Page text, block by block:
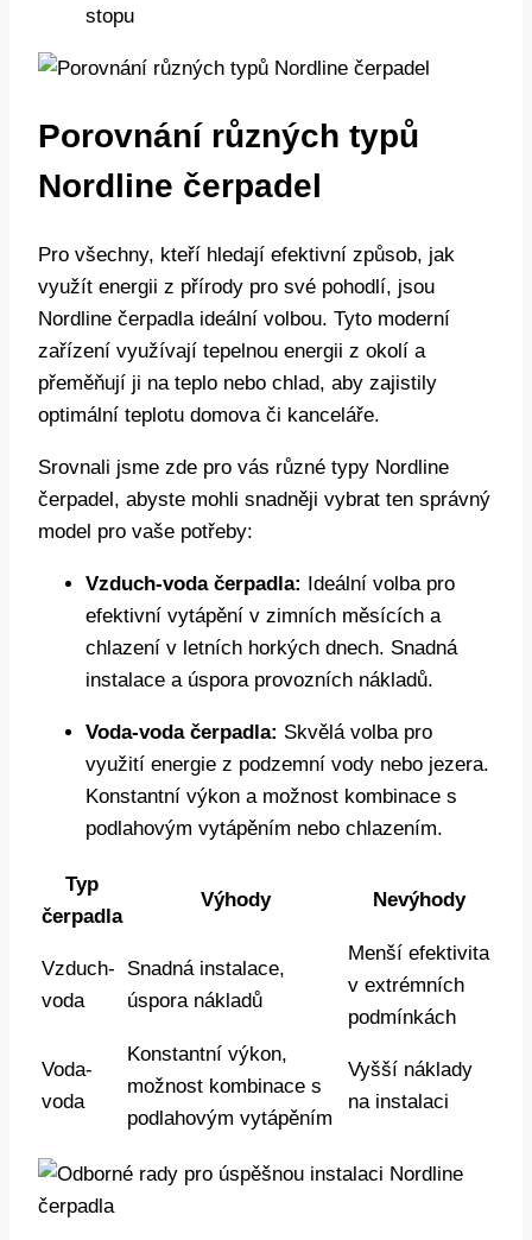
stopu
Porovnání různých typů
Nordline čerpadel
Pro všechny, kteří hledají efektivní způsob, jak
využít energii z přírody pro své pohodlí, jsou
Nordline čerpadla ideální volbou. Tyto moderní
zařízení využívají tepelnou energii z okolí a
přeměňují ji na teplo nebo chlad, aby zajistily
optimální teplotu domova či kanceláře.
Srovnali jsme zde pro vás různé typy Nordline
čerpadel, abyste mohli snadněji vybrat ten správný
model pro vaše potřeby:
Vzduch-voda čerpadla: Ideální volba pro
efektivní vytápění v zimních měsících a
chlazení v letních horkých dnech. Snadná
instalace a úspora provozních nákladů.
Voda-voda čerpadla: Skvělá volba pro
využití energie z podzemní vody nebo jezera.
Konstantní výkon a možnost kombinace s
podlahovým vytápěním nebo chlazením.
Typ
čerpadla
Výhody Nevýhody
Vzduch-
voda
Snadná instalace,
úspora nákladů
Menší efektivita
v extrémních
podmínkách
Voda-
voda
Konstantní výkon,
možnost kombinace s
podlahovým vytápěním
Vyšší náklady
na instalaci